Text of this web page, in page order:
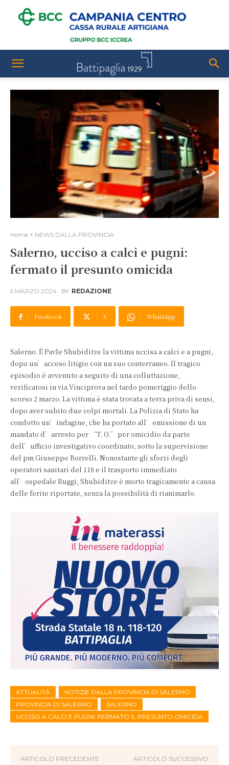
Home NEWS DALLA PROVINCIA
Salerno, ucciso a calci e pugni:
fermato il presunto omicida
5 MARZO 2024 BY REDAZIONE
Facebook X WhatsApp
Salerno. È Pavle Shubiditze la vittima uccisa a calci e a pugni,
dopo un’acceso litigio con un suo conterraneo. Il tragico
episodio è avvenuto a seguito di una colluttazione,
verificatosi in via Vinciprova nel tardo pomeriggio dello
scorso 2 marzo. La vittima è stata trovata a terra priva di sensi,
dopo aver subito due colpi mortali. La Polizia di Stato ha
condotto un’indagine, che ha portato all’emissione di un
mandato d’arresto per “T. O.” per omicidio da parte
dell’ufficio investigativo coordinato, sotto la supervisione
del pm Giuseppe Borrelli. Nonostante gli sforzi degli
operatori sanitari del 118 e il trasporto immediato
all’ospedale Ruggi, Shubiditze è morto tragicamente a causa
delle ferite riportate, senza la possibilità di rianimarlo.
ATTUALITÀ
NOTIZIE DALLA PROVINCIA DI SALERNO
PROVINCIA DI SALERNO
SALERNO
UCCISO A CALCI E PUGNI: FERMATO IL PRESUNTO OMICIDA
ARTICOLO PRECEDENTE ARTICOLO SUCCESSIVO